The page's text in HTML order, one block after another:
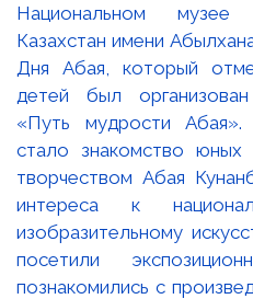
Национальном музее
Казахстан имени
Дня Абая, который
детей был
«Путь мудрости
стало знакомство
творчеством Абая
интереса к
изобразительному
посетили
познакомились с